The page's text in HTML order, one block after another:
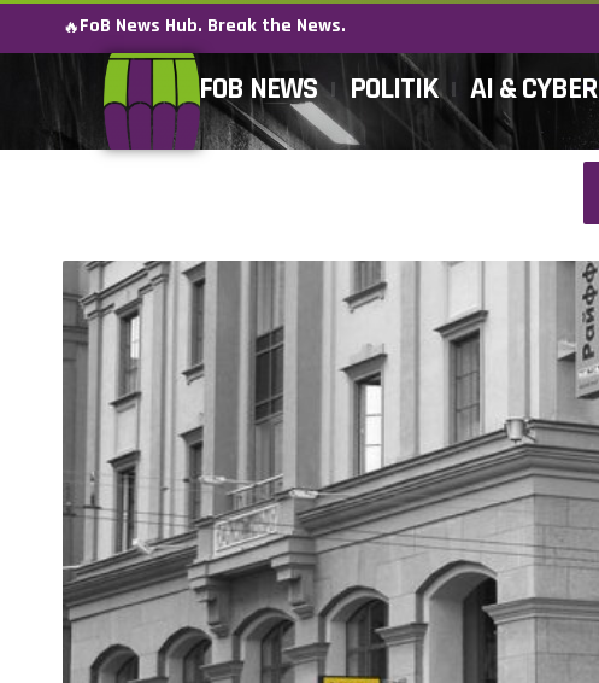
🔥FoB News Hub. Break the News.
FOB NEWS POLITIK AI & CYBER